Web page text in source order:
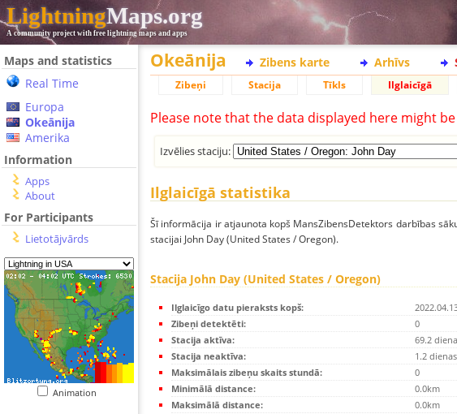
LightningMaps.org
A community project with free lightning maps and apps
Maps and statistics
Real Time
Europa
Okeānija
Amerika
Information
Apps
About
For Participants
Lietotājvārds
Animation
Okeānija Zibens karte Arhīvs
Zibeņi Stacija Tīkls Ilglaicīgā
Please note that the data displayed here might
Izvēlies staciju:
Ilglaicīgā statistika
Šī informācija ir atjaunota kopš MansZibensDetektors darbības
stacijai John Day (United States / Oregon).
Stacija John Day (United States / Oregon)
Ilglaicīgo datu pieraksts kopš:
Zibeņi detektēti:
0
Stacija aktīva:
69.2
Stacija neaktīva:
1.2 dienas
Maksimālais zibeņu skaits stundā:
0
Minimālā distance:
0.0km
Maksimālā distance:
0.0km